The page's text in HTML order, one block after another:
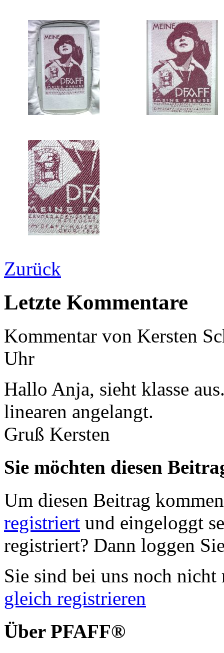
Zurück
Letzte Kommentare
Kommentar von Kersten
Uhr
Hallo Anja, sieht klasse
linearen angelangt.
Gruß Kersten
Sie möchten diesen
Um diesen Beitrag
registriert und eingeloggt
registriert? Dann loggen
Sie sind bei uns noch
gleich registrieren
Über PFAFF®